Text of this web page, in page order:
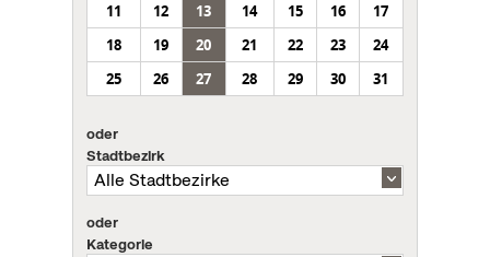
11
12 13 14 15 16
17
18
19 20 21 22 23
24
25
26 27 28 29 30 31
oder
Stadtbezirk
oder
Kategorie